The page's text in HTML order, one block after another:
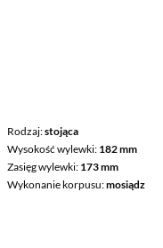
Rodzaj stojąca
Wysokość wylewki 182 mm
Zasięg wylewki 173 mm
Wykonanie korpusu mosiądz